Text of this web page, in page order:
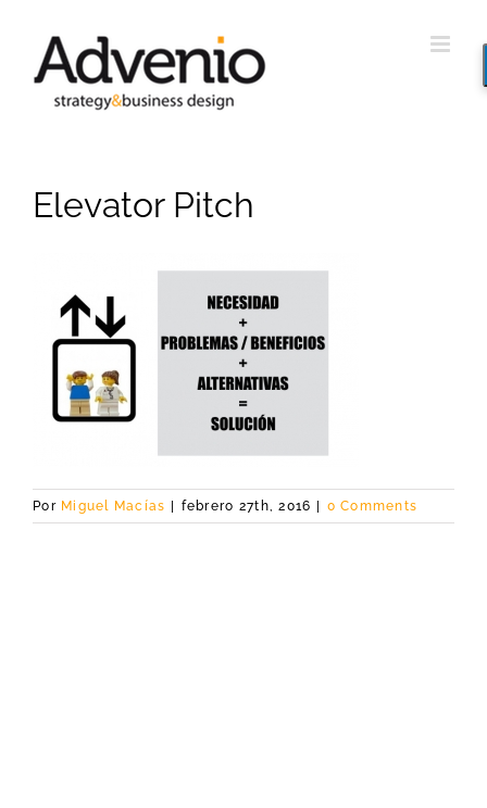
contenido
Elevator Pitch
Por Miguel Macías febrero 27th, 2016 0 Comments